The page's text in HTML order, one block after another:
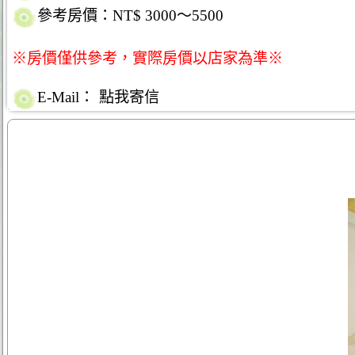
參考房價：NT$ 3000～5500
※房價僅供參考，實際房價以店家為準※
E-Mail： 點我寄信